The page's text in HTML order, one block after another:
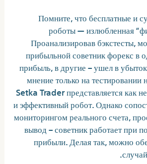
Помните, что бесплатные и
роботы — излюбленная
Проанализировав бэкстесты,
прибыльной советник форекс в
прибыль, в другие – ушел в
мнение только на
Setka Trader представляется как
и эффективный робот. Однако
мониторингом реального счета,
вывод – советник работает при
прибыли. Делая так, можно